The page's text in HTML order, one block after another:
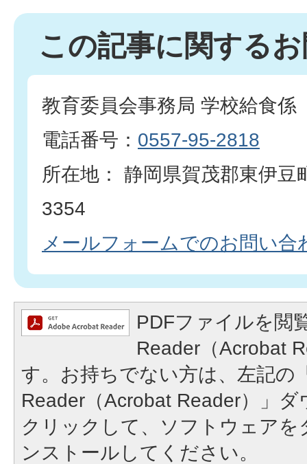
この記事に関する
教育委員会事務局 学校給食係
電話番号： 0557-95-2818
所在地： 静岡県賀茂郡東伊豆
3354
メールフォームでのお問い合
PDFファイルを閲
Reader（Acrobat
す。お持ちでない方は、左記の
Reader（Acrobat Reader）」
クリックして、ソフトウェア
ンストールしてください。